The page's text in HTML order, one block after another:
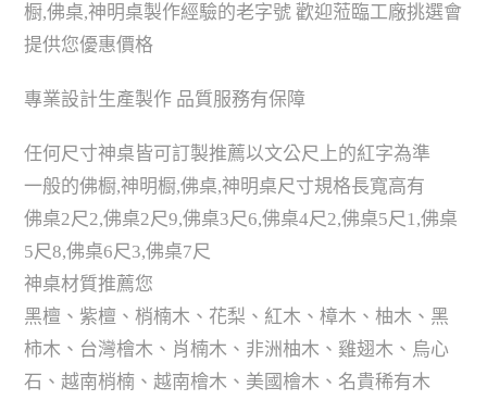
橱,佛桌,神明桌製作經驗的老字號 歡迎蒞臨工廠挑選會
提供您優惠價格
專業設計生產製作 品質服務有保障
任何尺寸神桌皆可訂製推薦以文公尺上的紅字為準
一般的佛橱,神明橱,佛桌,神明桌尺寸規格長寬高有
佛桌2尺2,佛桌2尺9,佛桌3尺6,佛桌4尺2,佛桌5尺1,佛桌
5尺8,佛桌6尺3,佛桌7尺
神桌材質推薦您
黑檀、紫檀、梢楠木、花梨、紅木、樟木、柚木、黑
柿木、台灣檜木、肖楠木、非洲柚木、雞翅木、烏心
石、越南梢楠、越南檜木、美國檜木、名貴稀有木